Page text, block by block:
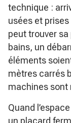
technique :
usées et
peut trouver
bains, un
éléments
mètres carrés
machines sont
Quand
un placard